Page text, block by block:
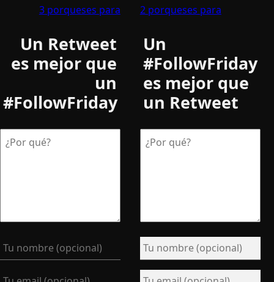
3 porqueses para
Un Retweet
es mejor que
un
#FollowFriday
2 porqueses para
Un
#FollowFriday
es mejor que
un Retweet